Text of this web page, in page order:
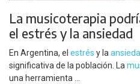
La musicoterapia
el estrés y la ansiedad
En Argentina, el estrés y la
significativa de la población. La
una herramienta ...